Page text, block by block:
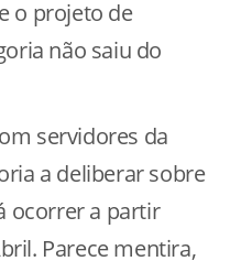
o projeto de
não saiu do
servidores da
a deliberar sobre
ocorrer a partir
Parece mentira,